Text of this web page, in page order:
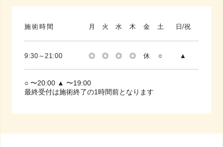
施術時間 月 火 水 木 金 土 日/祝
9:30～21:00 ◎ ◎ ◎ ◎ 休 ○ ▲
○ 〜20:00 ▲ 〜19:00
最終受付は施術終了の1時間前となります